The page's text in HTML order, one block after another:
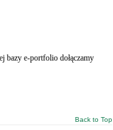
e-portfolio dołączamy
Back to Top